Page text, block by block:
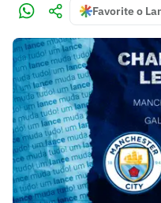
Favorite o